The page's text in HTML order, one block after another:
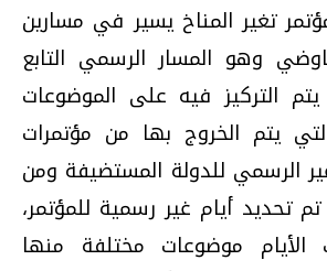
تغير المناخ يسير في مسارين
وهو المسار الرسمي التابع
يتم التركيز فيه على الموضوعات
التي يتم الخروج بها من مؤتمرات
الرسمي للدولة المستضيفة ومن
تحديد أيام غير رسمية للمؤتمر،
موضوعات مختلفة منها